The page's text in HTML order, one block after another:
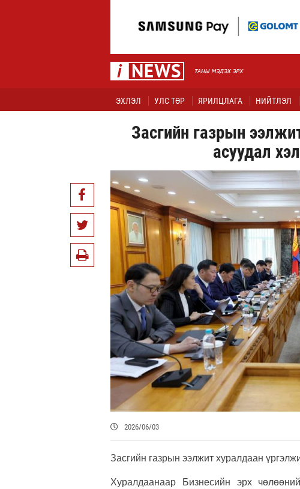
ЭХЛЭЛ УЛС ТӨР ЯРИЛЦЛАГА НИЙТЛЭЛ
Засгийн газрын
асуудал
2026/06/03
Засгийн газрын ээлжит хуралдаан
Хуралдаанаар Бизнесийн эрх